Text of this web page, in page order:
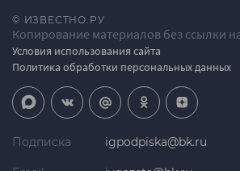
© ИЗВЕСТНО.РУ
Копирование материалов без ссылки
Условия использования сайта
Политика обработки персональных данных
Подписка igpodpiska@bk.ru